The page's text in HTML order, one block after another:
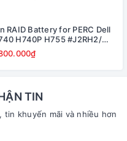
RAID Battery for PERC Dell
H740P H755 #J2RH2/
TIN
tin khuyến mãi và nhiều hơn